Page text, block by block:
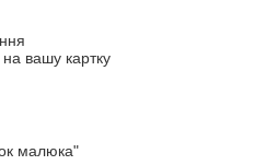
вашу картку
малюка"